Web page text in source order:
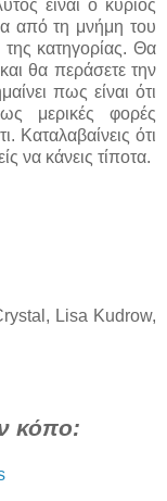
είναι ο κύριος
από τη μνήμη του
της κατηγορίας. Θα
θα περάσετε την
πως είναι ότι
μερικές φορές
Καταλαβαίνεις ότι
να κάνεις τίποτα.
Lisa Kudrow,
κόπο: